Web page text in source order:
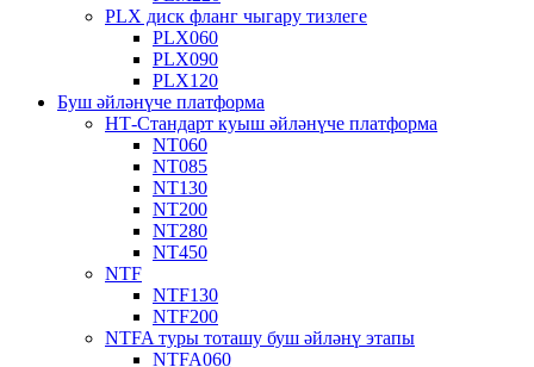
PLX диск фланг чыгару тизлеге
PLX060
PLX090
PLX120
Буш әйләнүче платформа
НТ-Стандарт куыш әйләнүче платформа
NT060
NT085
NT130
NT200
NT280
NT450
NTF
NTF130
NTF200
NTFA туры тоташу буш әйләнү этапы
NTFA060